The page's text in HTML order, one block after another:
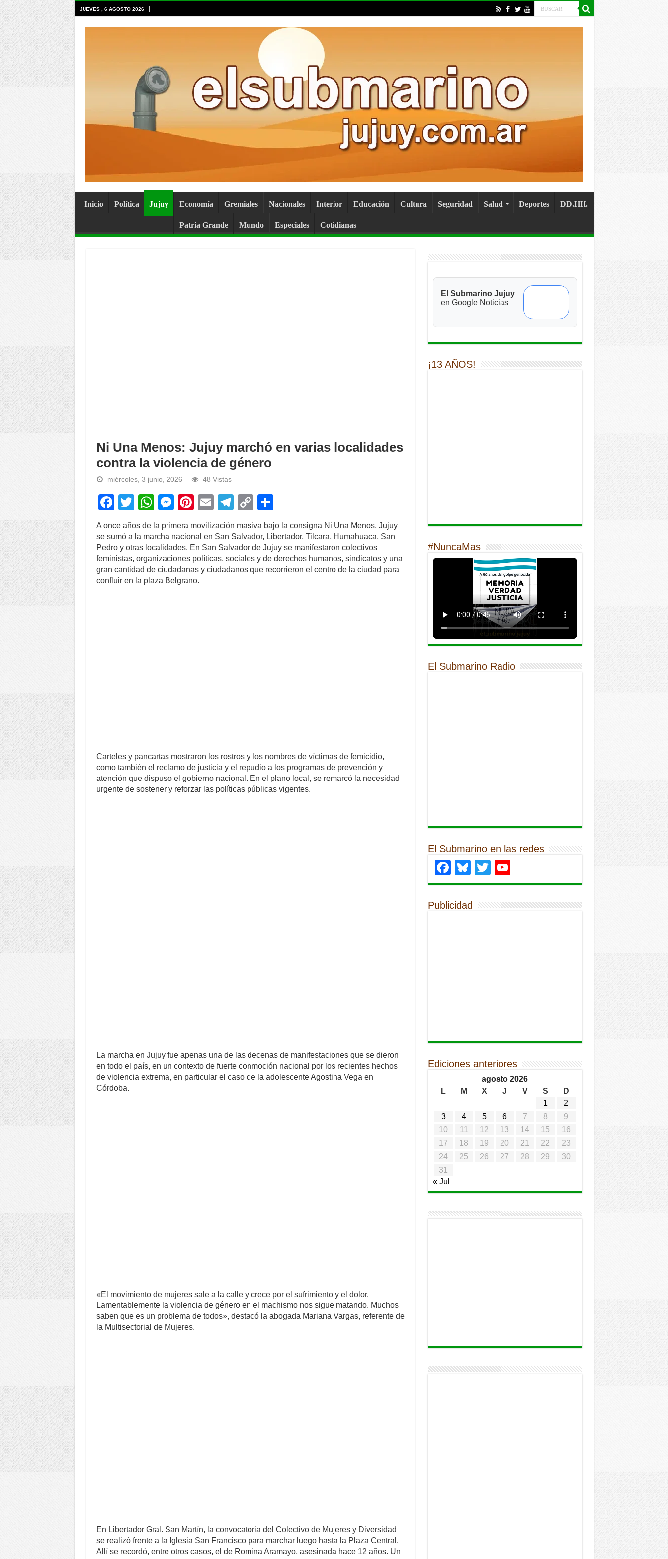
JUEVES , 6 AGOSTO 2026
Inicio Política Jujuy Economía Gremiales Nacionales Interior Educación Cultura Seguridad Salud Deportes DD.HH.
Patria Grande Mundo Especiales Cotidianas
Ni Una Menos: Jujuy marchó en varias localidades
contra la violencia de género
miércoles, 3 junio, 2026 48 Vistas
F
c
e
b
o
T
wi
tt
er
W
h
at
s
A
p
M
ss
e
n
g
Pi
nt
er
e
st
E
m
ail
T
e
gr
a
C
p
y
Li
h
ar
e
A once años de la primera movilización masiva bajo la consigna Ni Una Menos, Jujuy
se sumó a la marcha nacional en San Salvador, Libertador, Tilcara, Humahuaca, San
Pedro y otras localidades. En San Salvador de Jujuy se manifestaron colectivos
feministas, organizaciones políticas, sociales y de derechos humanos, sindicatos y una
gran cantidad de ciudadanas y ciudadanos que recorrieron el centro de la ciudad para
confluir en la plaza Belgrano.
Carteles y pancartas mostraron los rostros y los nombres de víctimas de femicidio,
como también el reclamo de justicia y el repudio a los programas de prevención y
atención que dispuso el gobierno nacional. En el plano local, se remarcó la necesidad
urgente de sostener y reforzar las políticas públicas vigentes.
La marcha en Jujuy fue apenas una de las decenas de manifestaciones que se dieron
en todo el país, en un contexto de fuerte conmoción nacional por los recientes hechos
de violencia extrema, en particular el caso de la adolescente Agostina Vega en
Córdoba.
«El movimiento de mujeres sale a la calle y crece por el sufrimiento y el dolor.
Lamentablemente la violencia de género en el machismo nos sigue matando. Muchos
saben que es un problema de todos», destacó la abogada Mariana Vargas, referente de
la Multisectorial de Mujeres.
En Libertador Gral. San Martín, la convocatoria del Colectivo de Mujeres y Diversidad
se realizó frente a la Iglesia San Francisco para marchar luego hasta la Plaza Central.
Allí se recordó, entre otros casos, el de Romina Aramayo, asesinada hace 12 años. Un
El Submarino Jujuy
en Google Noticias
¡13 AÑOS!
#NuncaMas
El Submarino Radio
El Submarino en las redes
Facebook
Bluesky
Twitter
Publicidad
Ediciones anteriores
agosto 2026
L
M X J V S
D
1
2
3
4 5 6 7 8
9
10
11 12 13 14 15
16
17
18 19 20 21 22
23
24
25 26 27 28 29
30
31
« Jul